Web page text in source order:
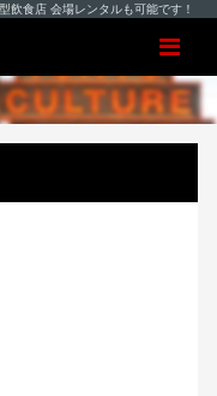
飲食店 会場レンタルも可能です！